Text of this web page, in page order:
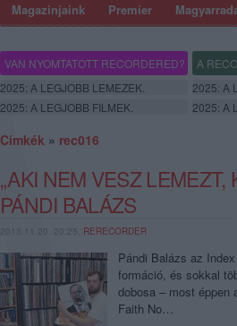
Magazinjaink Premier
VAN NYOMTATOTT RECORDERED? A
2025: A LEGJOBB LEMEZEK.
2025: A
2025: A LEGJOBB FILMEK.
2025: A
Címkék » rec016
„AKI NEM VESZ
PÁNDI BALÁZS
2013.11.20. 20:25, RERECORDER
Pándi Balázs az
formáció, és sokkal
dobosa – most éppen
Faith No…